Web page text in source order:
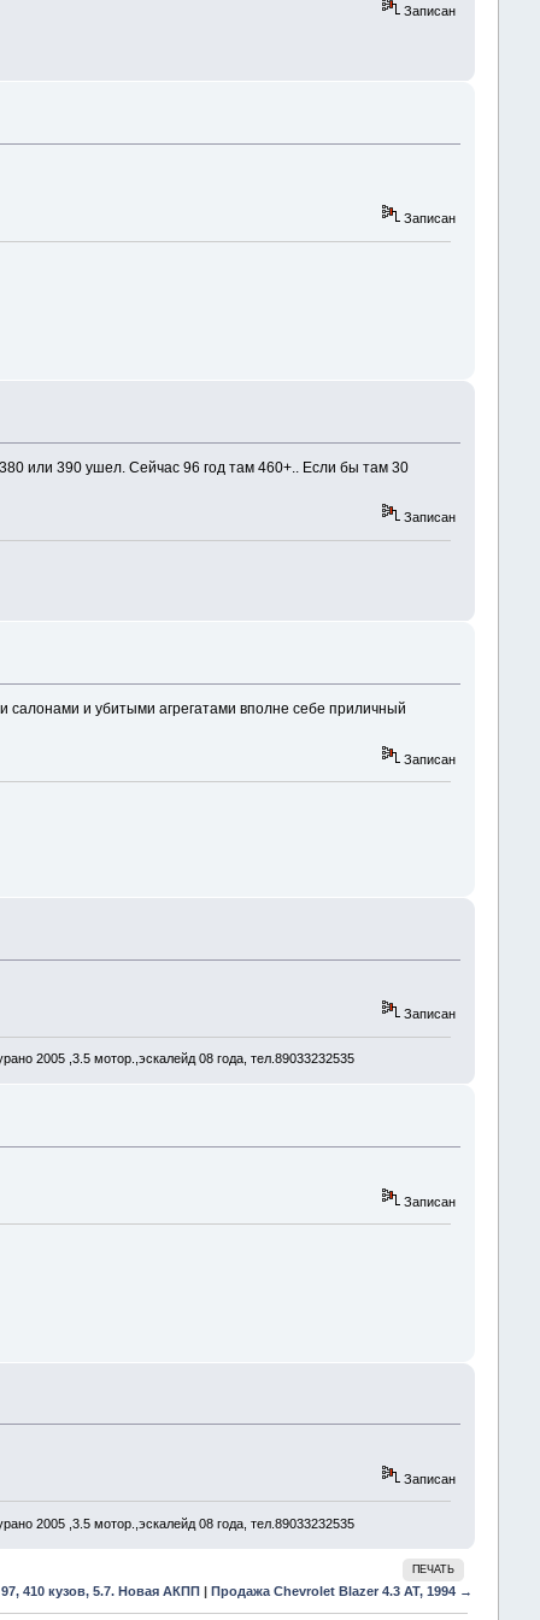
Записан
Записан
или 390 ушел. Сейчас 96 год там 460+.. Если бы там 30
Записан
и убитыми агрегатами вполне себе приличный
Записан
Записан
2005 ,3.5 мотор.,эскалейд 08 года, тел.89033232535
Записан
Записан
2005 ,3.5 мотор.,эскалейд 08 года, тел.89033232535
ПЕЧАТЬ
410 кузов, 5.7. Новая АКПП |Продажа Chevrolet Blazer 4.3 AT, 1994 →